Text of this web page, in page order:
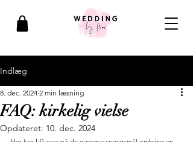
Indlæg
FAQ: kirkelig vielse
8. dec. 2024 2 min læsning
Opdateret: 10. dec. 2024